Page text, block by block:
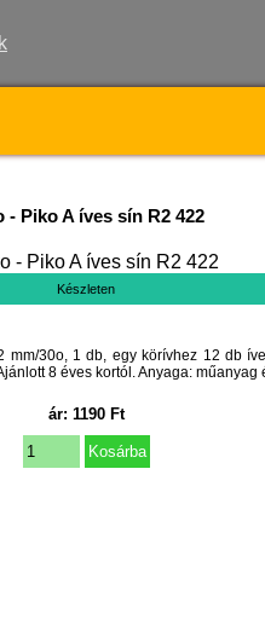
- Piko A íves sín R2 422
Készleten
30o, 1 db, egy körívhez 12 db
8 éves kortól. Anyaga: műanyag
ár: 1190Ft